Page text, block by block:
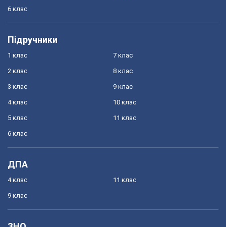
6 клас
Підручники
1 клас
2 клас
3 клас
4 клас
5 клас
6 клас
7 клас
8 клас
9 клас
10 клас
11 клас
ДПА
4 клас
9 клас
11 клас